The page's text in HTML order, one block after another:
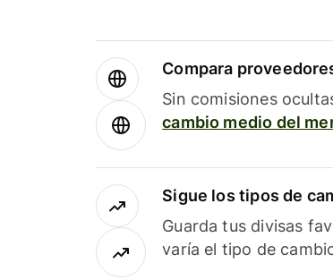
Compara
Sin comisiones
cambio medio del
Sigue los tipos de
Guarda tus divisas
varía el tipo de